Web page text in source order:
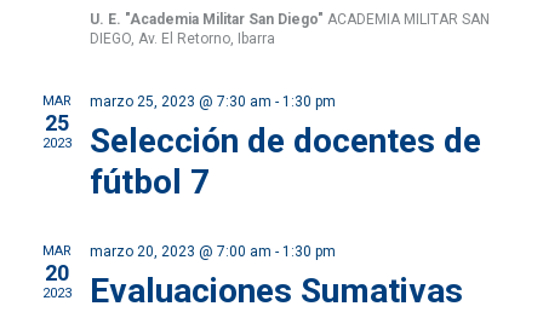
de
U. E. "Academia Militar San Diego" ACADEMIA MILITAR SAN
DIEGO, Av. El Retorno, Ibarra
MAR
25
2023
marzo 25, 2023 @ 7:30 am - 1:30 pm
Selección de docentes de
fútbol 7
MAR
20
2023
marzo 20, 2023 @ 7:00 am - 1:30 pm
Evaluaciones Sumativas